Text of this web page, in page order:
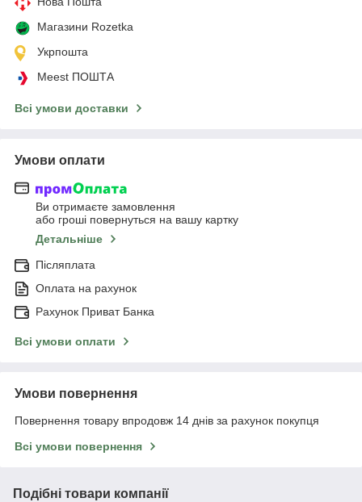
Магазини Rozetka
Укрпошта
Meest ПОШТА
Всі умови доставки
Умови оплати
Ви отримаєте замовлення
або гроші повернуться на вашу картку
Детальніше
Післяплата
Оплата на рахунок
Рахунок Приват Банка
Всі умови оплати
Умови повернення
Повернення товару впродовж 14 днів за рахунок покупця
Всі умови повернення
Подібні товари компанії